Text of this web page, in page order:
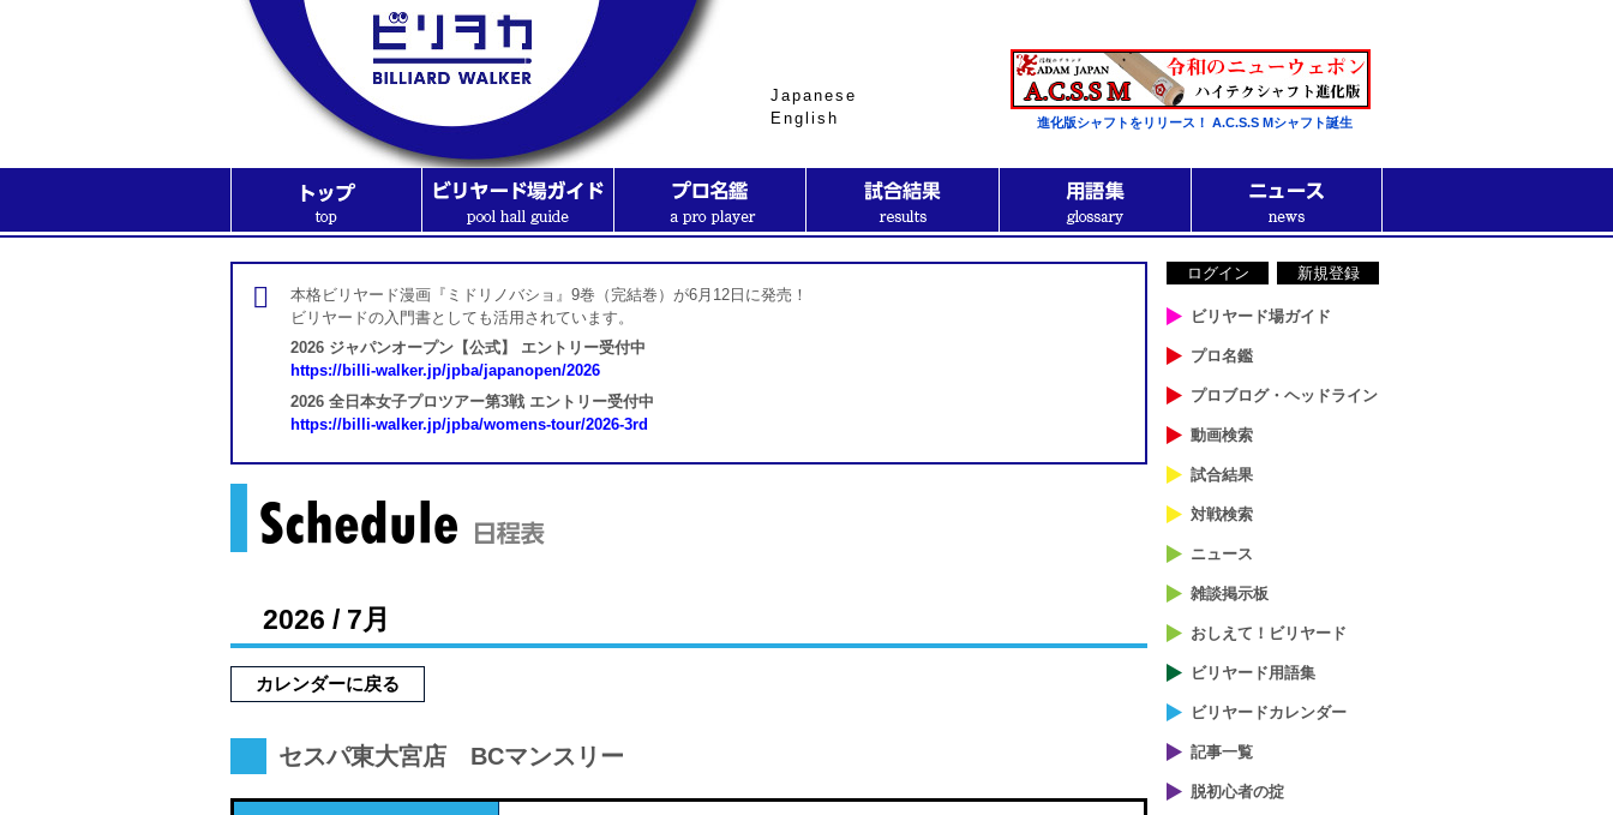
Japanese
English
進化版シャフトをリリース！ A.C.S.S Mシャフト誕生
本格ビリヤード漫画『ミドリノバショ』9巻（完結巻）が6月12日に発売！
ビリヤードの入門書としても活用されています。
2026 ジャパンオープン【公式】 エントリー受付中
https://billi-walker.jp/jpba/japanopen/2026
2026 全日本女子プロツアー第3戦 エントリー受付中
https://billi-walker.jp/jpba/womens-tour/2026-3rd
2026 / 7月
カレンダーに戻る
セスパ東大宮店 BCマンスリー
ログイン 新規登録
ビリヤード場ガイド
プロ名鑑
プロブログ・ヘッドライン
動画検索
試合結果
対戦検索
ニュース
雑談掲示板
おしえて！ビリヤード
ビリヤード用語集
ビリヤードカレンダー
記事一覧
脱初心者の掟